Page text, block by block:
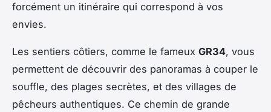
forcément un itinéraire qui correspond à vos
envies.
Les sentiers côtiers, comme le fameux GR34, vous
permettent de découvrir des panoramas à couper le
souffle, des plages secrètes, et des villages de
pêcheurs authentiques. Ce chemin de grande